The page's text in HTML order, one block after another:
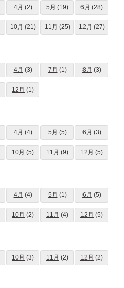
4月 (2) 5月 (19) 6月 (28)
10月 (21) 11月 (25) 12月 (27)
4月 (3) 7月 (1) 8月 (3)
12月 (1)
4月 (4) 5月 (5) 6月 (3)
10月 (5) 11月 (9) 12月 (5)
4月 (4) 5月 (1) 6月 (5)
10月 (2) 11月 (4) 12月 (5)
10月 (3) 11月 (2) 12月 (2)